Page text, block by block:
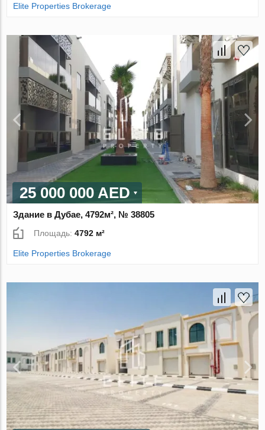
Elite Properties Brokerage
25 000 000 AED
Здание в Дубае, 4792м², № 38805
Площадь:4792 м²
Elite Properties Brokerage